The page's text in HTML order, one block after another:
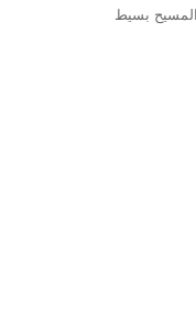
بسيط